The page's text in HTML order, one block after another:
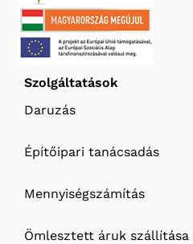
Szolgáltatások
Daruzás
Építőipari tanácsadás
Mennyiségszámítás
Ömlesztett áruk szállítása